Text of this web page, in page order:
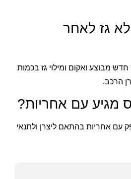
גז לאחר
מבוצע ואקום ומילוי גז בכמות
הרכב.
מגיע עם אחריות?
עם אחריות בהתאם ליצרן ולתנאי